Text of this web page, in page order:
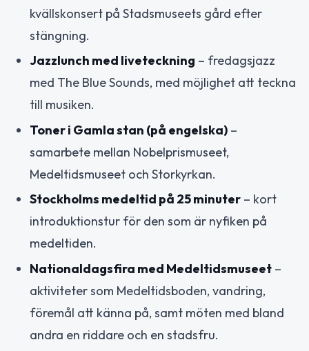
kvällskonsert på Stadsmuseets gård efter
stängning.
Jazzlunch med liveteckning – fredagsjazz
med The Blue Sounds, med möjlighet att teckna
till musiken.
Toner i Gamla stan (på engelska) –
samarbete mellan Nobelprismuseet,
Medeltidsmuseet och Storkyrkan.
Stockholms medeltid på 25 minuter – kort
introduktionstur för den som är nyfiken på
medeltiden.
Nationaldagsfira med Medeltidsmuseet –
aktiviteter som Medeltidsboden, vandring,
föremål att känna på, samt möten med bland
andra en riddare och en stadsfru.